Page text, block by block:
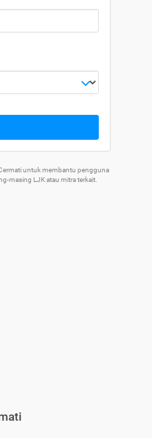
untuk membantu pengguna
masing LJK atau mitra terkait.